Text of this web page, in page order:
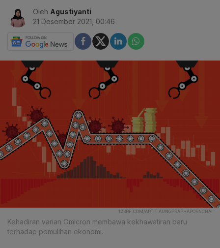
Oleh Agustiyanti
21 Desember 2021, 00:46
123RF.COM/ARTIT AUNGPRAPHAPORNCHAI
Kehadiran varian Omicron membawa kekhawatiran baru
terhadap pemulihan ekonomi.